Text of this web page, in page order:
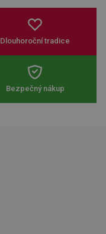
Dlouhoroční tradice
Bezpečný nákup